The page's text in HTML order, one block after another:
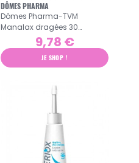
DÔMES PHARMA
Dômes Pharma-TVM
Manalax dragées 30
comprimés Sealane
solution auriculaire 135ml
9,78 €
JE SHOP !